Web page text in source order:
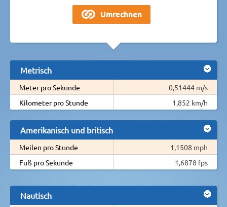
Metrisch
Meter pro Sekunde
0,51444 m/s
Kilometer pro Stunde
1,852 km/h
Amerikanisch und britisch
Meilen pro Stunde
1,1508 mph
Fuß pro Sekunde
1,6878 fps
Nautisch